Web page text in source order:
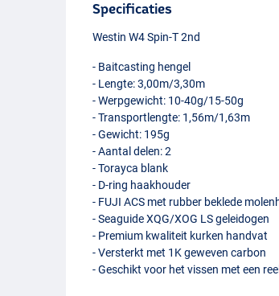
Specificaties
Westin W4 Spin-T 2nd
- Baitcasting hengel
- Lengte: 3,00m/3,30m
- Werpgewicht: 10-40g/15-50g
- Transportlengte: 1,56m/1,63m
- Gewicht: 195g
- Aantal delen: 2
- Torayca blank
- D-ring haakhouder
- FUJI ACS met rubber beklede
- SeaguideXQG/XOG LS geleidogen
- Premium kwaliteit kurken handvat
- Versterkt met 1K geweven carbon
- Geschikt voor het vissen met een reel